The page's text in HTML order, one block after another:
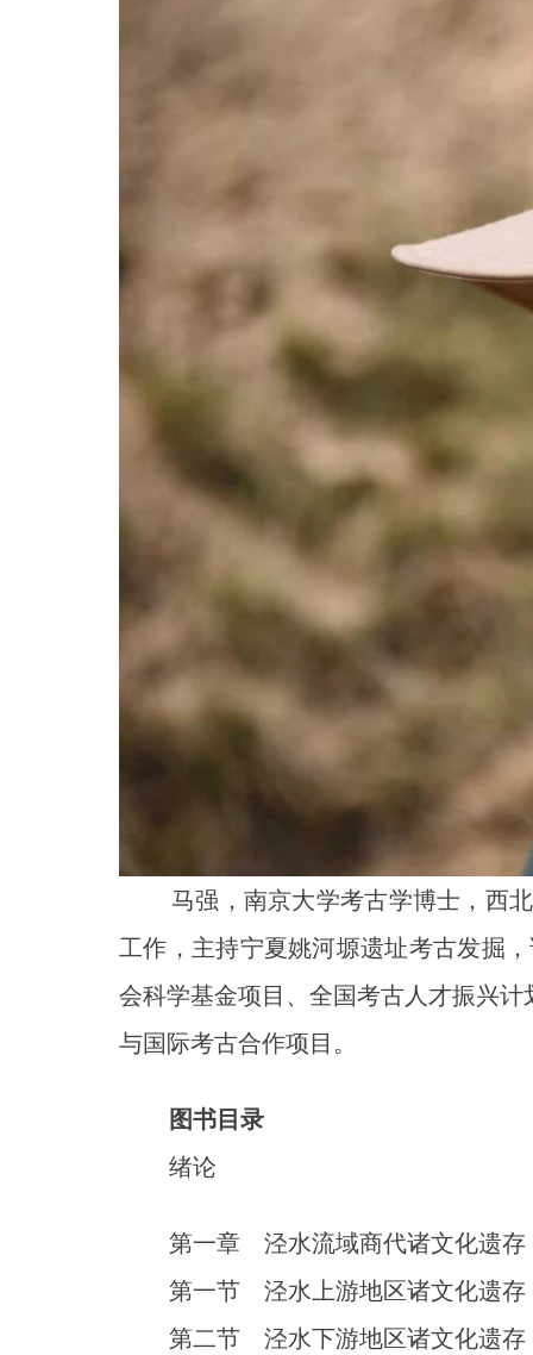
马强，南京大学考古学博士，西北
工作，主持宁夏姚河塬遗址考古发掘
会科学基金项目、全国考古人才振兴
与国际考古合作项目。
图书目录
绪论
第一章 泾水流域商代诸文化遗存
第一节 泾水上游地区诸文化遗存
第二节 泾水下游地区诸文化遗存